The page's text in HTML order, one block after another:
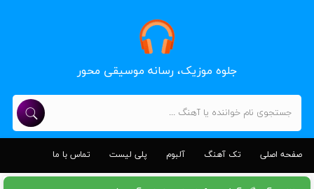
جلوه موزیک، رسانه موسیقی محور
صفحه اصلی تک آهنگ آلبوم پلی لیست تماس با ما